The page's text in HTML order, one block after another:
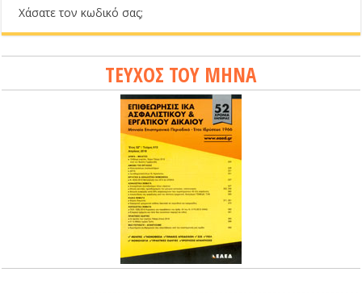
Χάσατε τον κωδικό σας;
ΤΕΥΧΟΣ ΤΟΥ ΜΗΝΑ